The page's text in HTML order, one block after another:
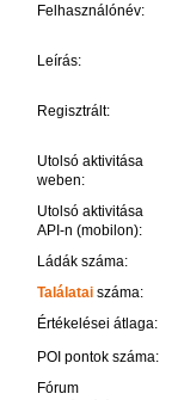
Felhasználónév:
Leírás:
Regisztrált:
Utolsó aktivitása
weben:
Utolsó aktivitása
API-n (mobilon):
Ládák száma:
Találataiszáma:
Értékelései átlaga:
POI pontok száma:
Fórum